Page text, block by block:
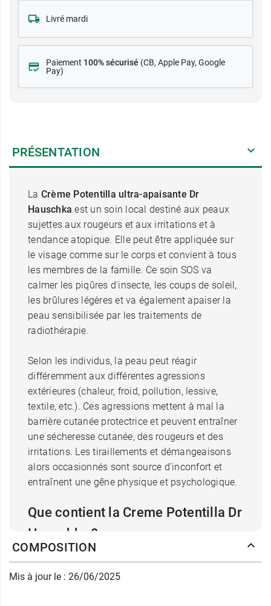
Livré mardi
Paiement 100% sécurisé (CB, Apple Pay, Google
Pay)
PRÉSENTATION
La Crème Potentilla ultra-apaisante Dr
Hauschka est un soin local destiné aux peaux
sujettes aux rougeurs et aux irritations et à
tendance atopique. Elle peut être appliquée sur
le visage comme sur le corps et convient à tous
les membres de la famille. Ce soin SOS va
calmer les piqûres d'insecte, les coups de soleil,
les brûlures légères et va également apaiser la
peau sensibilisée par les traitements de
radiothérapie.
Selon les individus, la peau peut réagir
différemment aux différentes agressions
extérieures (chaleur, froid, pollution, lessive,
textile, etc.). Ces agressions mettent à mal la
barrière cutanée protectrice et peuvent entraîner
une sécheresse cutanée, des rougeurs et des
irritations. Les tiraillements et démangeaisons
alors occasionnés sont source d'inconfort et
entraînent une gêne physique et psychologique.
Que contient la Creme Potentilla Dr
Hauschka ?
à base d'extraits dePotentilla officinalis
COMPOSITION
Mis à jour le : 26/06/2025